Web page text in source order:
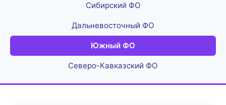
Сибирский ФО
Дальневосточный ФО
Южный ФО
Северо-Кавказский ФО